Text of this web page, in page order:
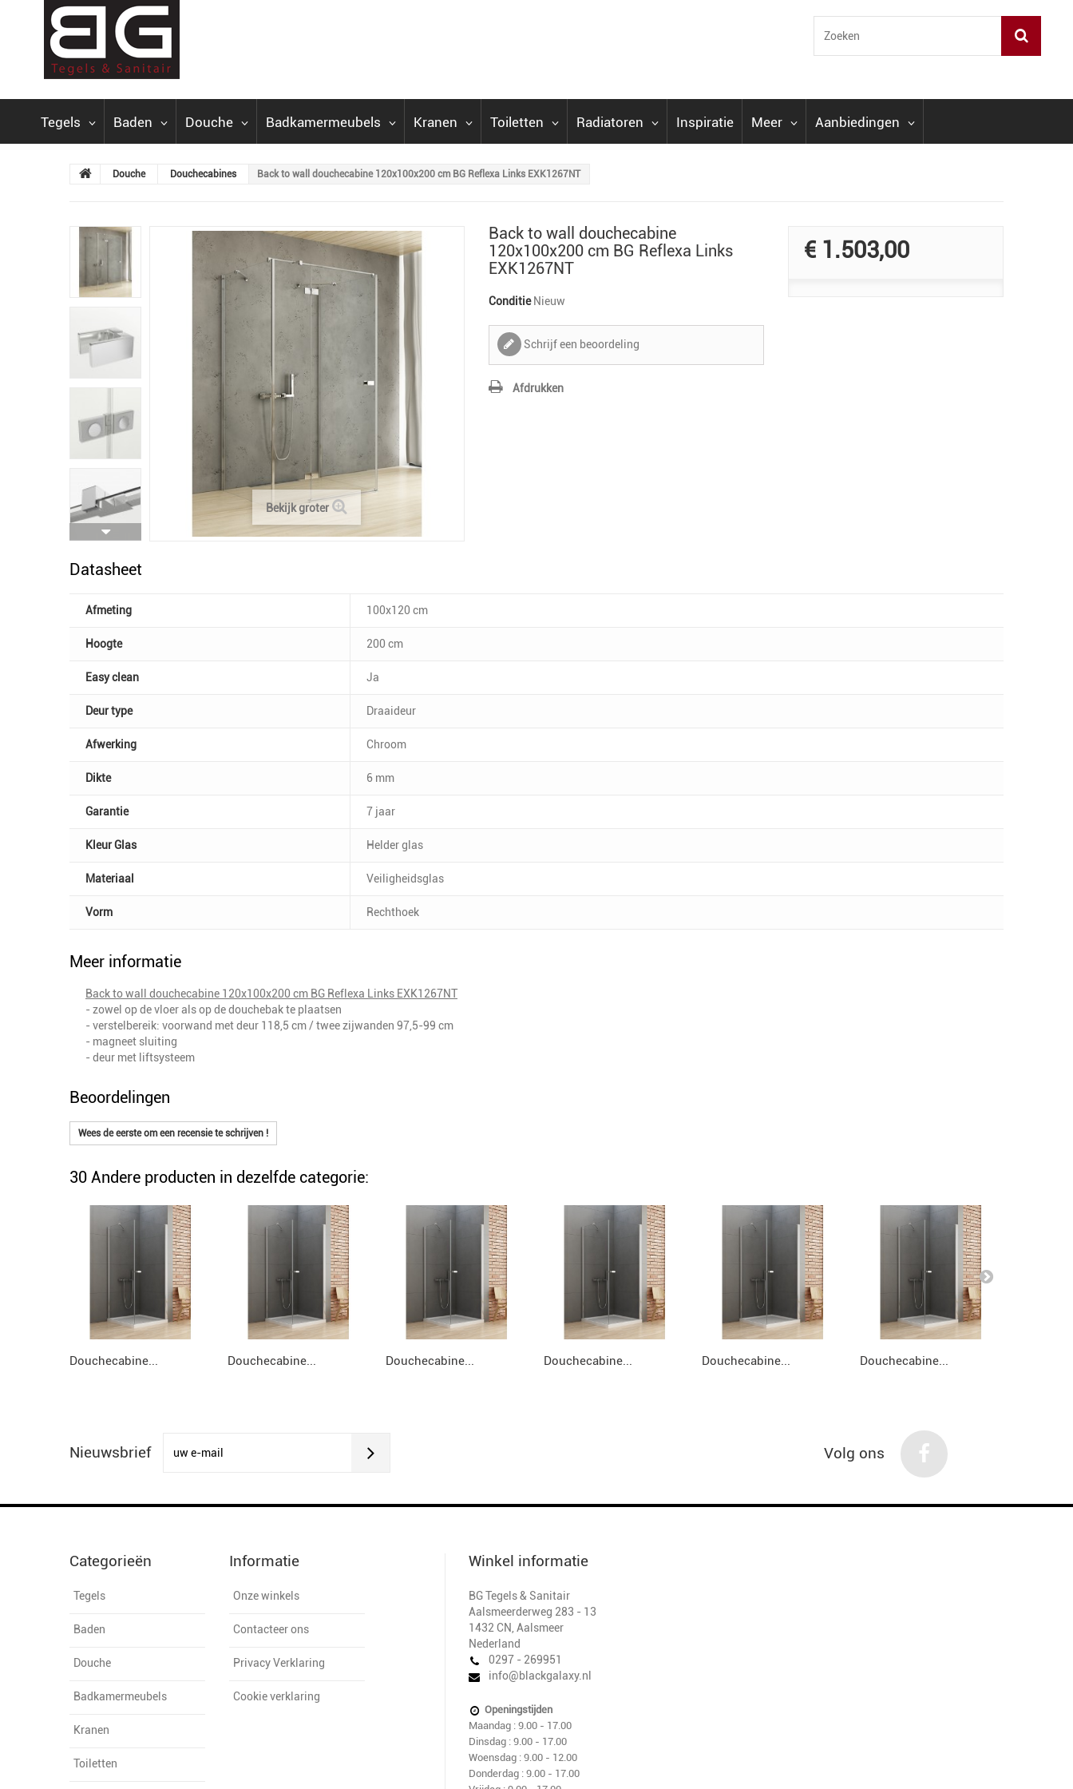
Tegels Baden Douche Badkamermeubels Kranen Toiletten Radiatoren Inspiratie Meer Aanbiedingen
Douche Douchecabines Back to wall douchecabine 120x100x200 cm BG Reflexa Links EXK1267NT
Bekijk groter
Back to wall douchecabine
120x100x200 cm BG Reflexa Links
EXK1267NT
Conditie Nieuw
Schrijf een beoordeling
Afdrukken
€ 1.503,00
Datasheet
Afmeting 100x120 cm
Hoogte 200 cm
Easy clean Ja
Deur type Draaideur
Afwerking Chroom
Dikte 6 mm
Garantie 7 jaar
Kleur Glas Helder glas
Materiaal Veiligheidsglas
Vorm Rechthoek
Meer informatie
Back to wall douchecabine 120x100x200 cm BG Reflexa Links EXK1267NT
- zowel op de vloer als op de douchebak te plaatsen
- verstelbereik: voorwand met deur 118,5 cm / twee zijwanden 97,5-99 cm
- magneet sluiting
- deur met liftsysteem
Beoordelingen
Wees de eerste om een recensie te schrijven !
30 Andere producten in dezelfde categorie:
Douchecabine... Douchecabine... Douchecabine... Douchecabine... Douchecabine... Douchecabine...
Nieuwsbrief Volg ons
Categorieën
Tegels
Baden
Douche
Badkamermeubels
Kranen
Toiletten
Informatie
Onze winkels
Contacteer ons
Privacy Verklaring
Cookie verklaring
Winkel informatie
BG Tegels & Sanitair
Aalsmeerderweg 283 - 13
1432 CN Aalsmeer
Nederland
0297 - 269951
info@blackgalaxy.nl
Openingstijden
Maandag : 9.00 - 17.00
Dinsdag : 9.00 - 17.00
Woensdag : 9.00 - 12.00
Donderdag : 9.00 - 17.00